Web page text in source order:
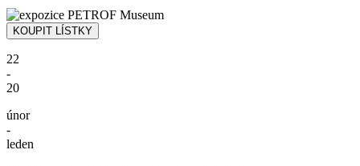
22
-
20
únor
-
leden